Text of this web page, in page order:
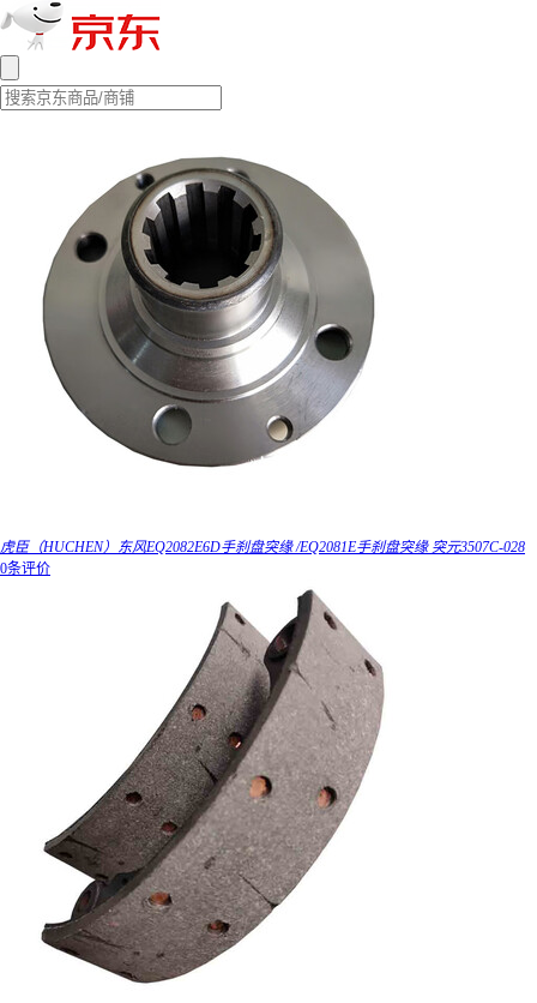
虎臣（HUCHEN）东风EQ2082E6D手刹盘突缘 /EQ2081E手刹盘突缘 突元3507C-028
0条评价